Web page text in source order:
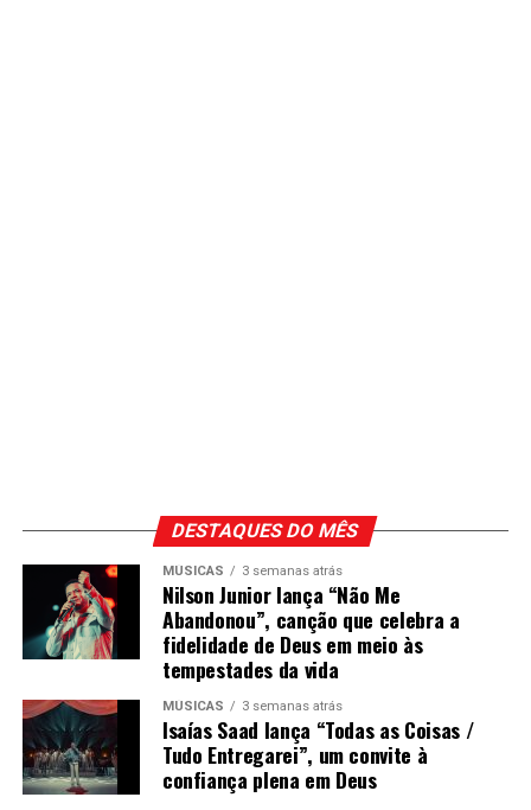
DESTAQUES DO MÊS
MÚSICAS 3 semanas atrás
Nilson Junior lança “Não Me
Abandonou”, canção que celebra a
fidelidade de Deus em meio às
tempestades da vida
MÚSICAS 3 semanas atrás
Isaías Saad lança “Todas as Coisas /
Tudo Entregarei”, um convite à
confiança plena em Deus